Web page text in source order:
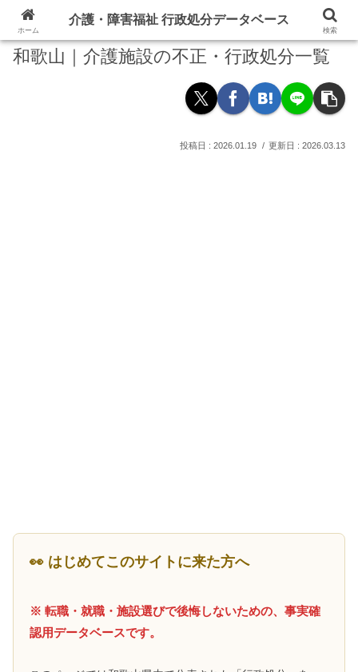
和歌山｜介護施設の不正・行政処分一覧
2026.01.19 2026.03.13
👀 はじめてこのサイトに来た方へ
※ 転職・就職・施設選びで後悔しないための、事実確
認用データベースです。
ホーム
介護・障害福祉 行政処分データベース
検索